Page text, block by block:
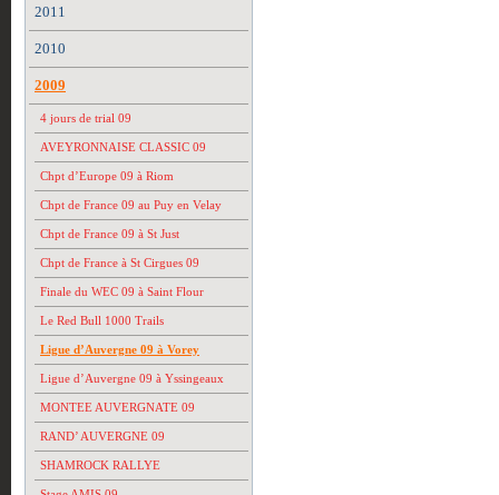
2011
2010
2009
4 jours de trial 09
AVEYRONNAISE CLASSIC 09
Chpt d’Europe 09 à Riom
Chpt de France 09 au Puy en Velay
Chpt de France 09 à St Just
Chpt de France à St Cirgues 09
Finale du WEC 09 à Saint Flour
Le Red Bull 1000 Trails
Ligue d’Auvergne 09 à Vorey
Ligue d’Auvergne 09 à Yssingeaux
MONTEE AUVERGNATE 09
RAND’ AUVERGNE 09
SHAMROCK RALLYE